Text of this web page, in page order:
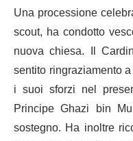
Una processione
scout, ha condotto
nuova chiesa. Il
sentito ringraziamento
i suoi sforzi nel
Principe Ghazi bin
sostegno. Ha inoltre